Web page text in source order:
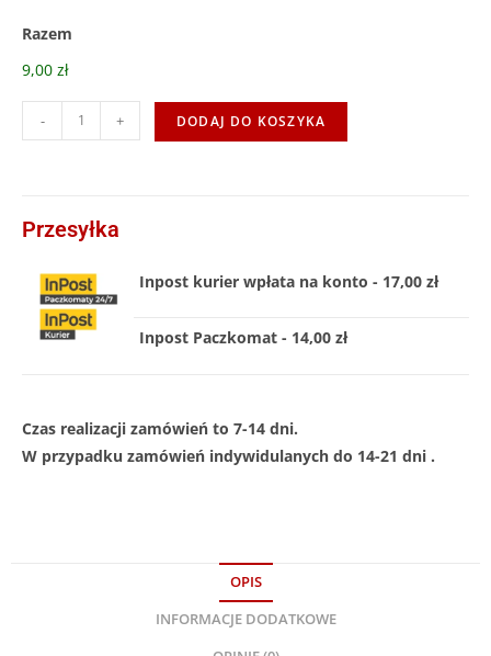
Razem
9,00 zł
- + DODAJ DO KOSZYKA
Przesyłka
Inpost kurier wpłata na konto - 17,00 zł
Inpost Paczkomat - 14,00 zł
Czas realizacji zamówień to 7-14 dni.
W przypadku zamówień indywidulanych do 14-21 dni .
OPIS
INFORMACJE DODATKOWE